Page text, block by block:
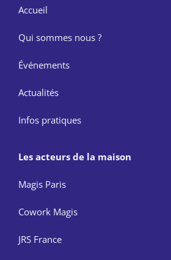
Accueil
Qui sommes nous ?
Événements
Actualités
Infos pratiques
Les acteurs de la maison
Magis Paris
Cowork Magis
JRS France